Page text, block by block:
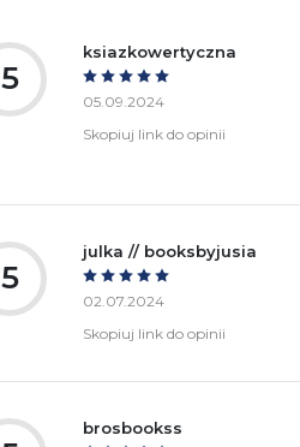
5
ksiazkowertyczna
05.09.2024
Skopiuj link do opinii
5
julka // booksbyjusia
02.07.2024
Skopiuj link do opinii
brosbookss